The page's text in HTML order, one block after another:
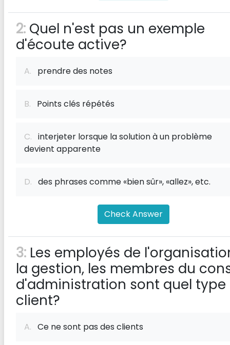
2: Quel n'est pas un exemple
d'écoute active?
A. prendre des notes
B. Points clés répétés
C. interjeter lorsque la solution à un problème
devient apparente
D. des phrases comme «bien sûr», «allez», etc.
Check Answer
3: Les employés de
la gestion, les membres du
d'administration sont quel type
client?
A. Ce ne sont pas des clients